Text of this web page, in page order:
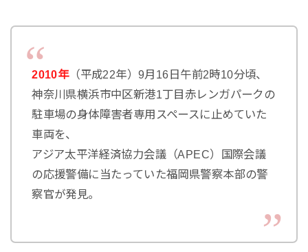
2010年（平成22年）9月16日午前2時10分頃、
神奈川県横浜市中区新港1丁目赤レンガパークの
駐車場の身体障害者専用スペースに止めていた
車両を、
アジア太平洋経済協力会議（APEC）国際会議
の応援警備に当たっていた福岡県警察本部の警
察官が発見。